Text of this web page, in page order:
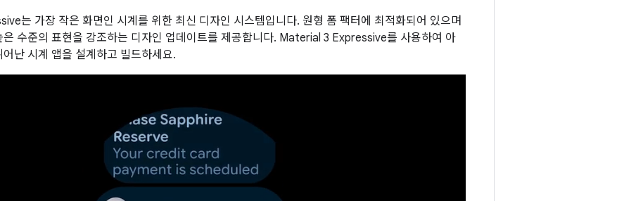
는 가장 작은 화면인 시계를 위한 최신 디자인 시스템입니다. 원형 폼 팩터에 최적화되어 있으며
은 수준의 표현을 강조하는 디자인 업데이트를 제공합니다. Material 3 Expressive를 사용하여 아
난 시계 앱을 설계하고 빌드하세요.